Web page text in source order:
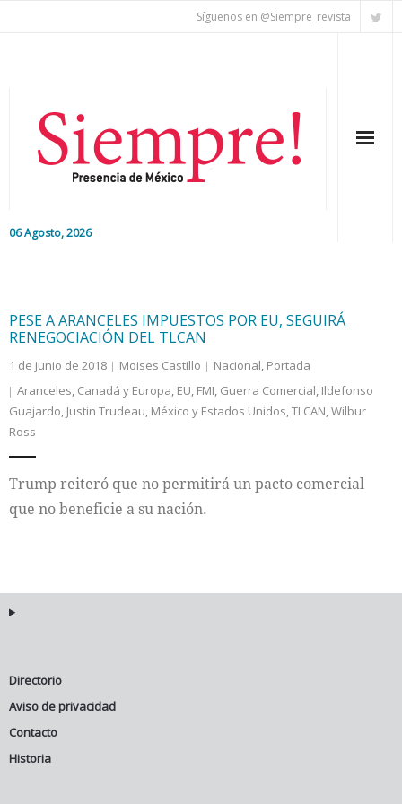
Síguenos en @Siempre_revista
06 Agosto, 2026
Colaboradores
Cultura
PESE A ARANCELES IMPUESTOS POR EU, SEGUIRÁ
RENEGOCIACIÓN DEL TLCAN
1 de junio de 2018 Moises Castillo Nacional, Portada
Aranceles, Canadá y Europa, EU, FMI, Guerra Comercial, Ildefonso
Guajardo, Justin Trudeau, México y Estados Unidos,TLCAN,Wilbur
Ross
Trump reiteró que no permitirá un pacto comercial
que no beneficie a su nación.
Directorio
Aviso de privacidad
Contacto
Historia